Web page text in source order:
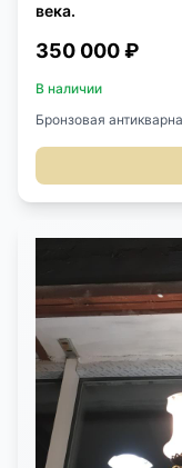
века.
350 000 ₽
В наличии
Бронзовая
литья. Оригинальные
Диаметр 100 см.